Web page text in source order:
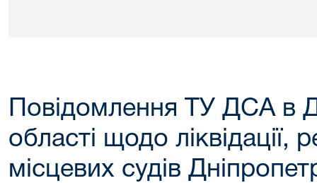
Повідомлення ТУ ДСА в
області щодо ліквідації,
місцевих судів